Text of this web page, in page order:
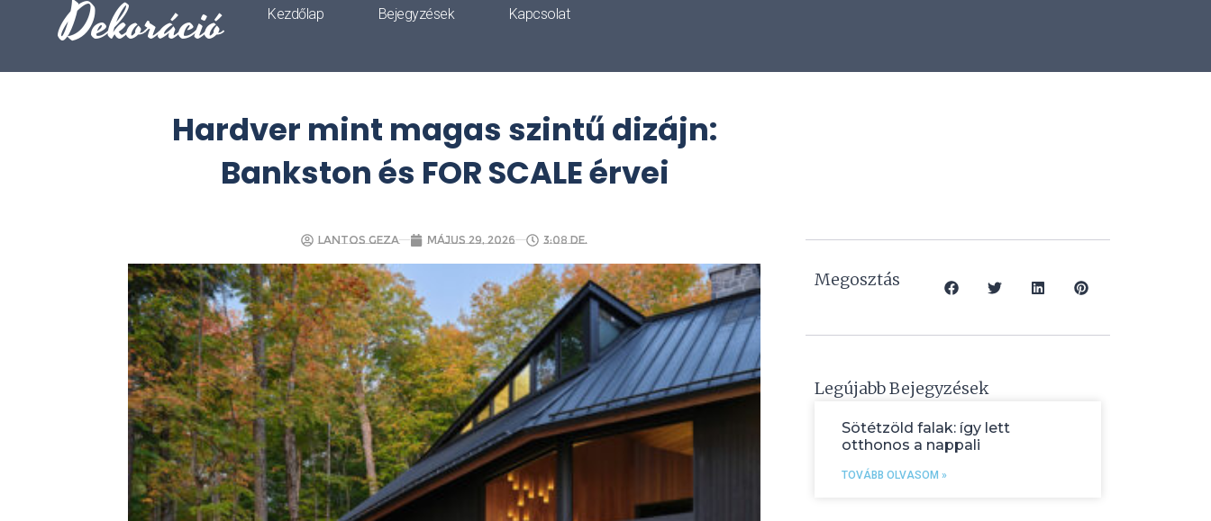
Dekoráció Kezdőlap Bejegyzések Kapcsolat
Hardver mint magas szintű dizájn:
Bankston és FOR SCALE érvei
Lantos Geza május 29, 2026 3:08 de.
Megosztás
Legújabb Bejegyzések
Sötétzöld falak: így lett
otthonos a nappali
TOVÁBB OLVASOM »